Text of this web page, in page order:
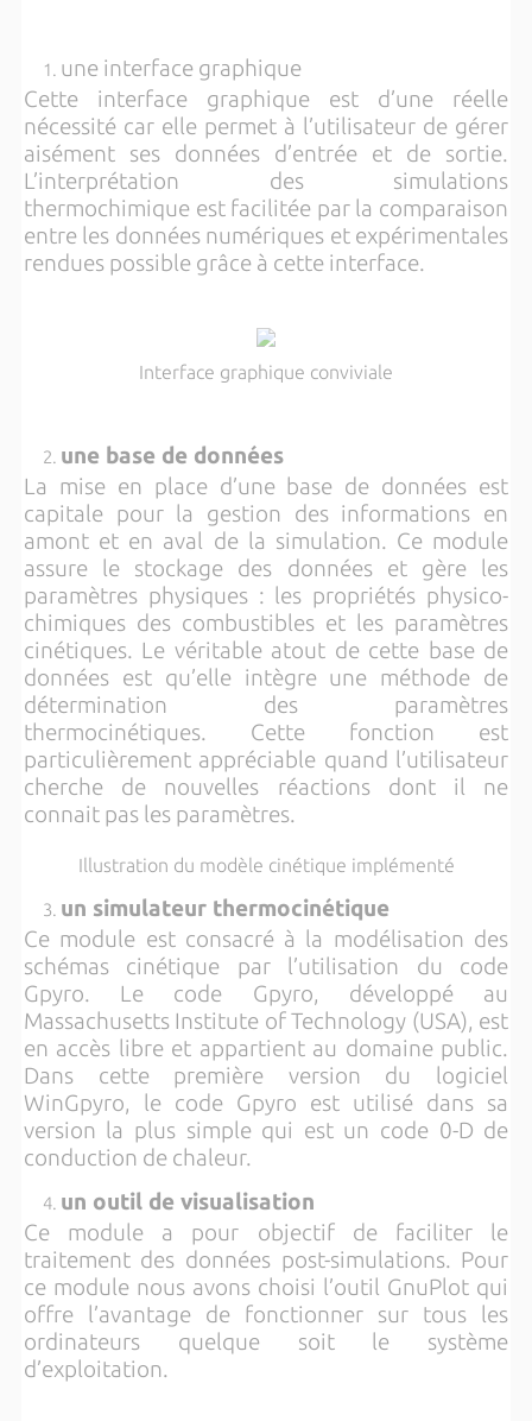
une interface graphique
Cette interface graphique est d’une réelle
nécessité car elle permet à l’utilisateur de gérer
aisément ses données d’entrée et de sortie.
L’interprétation des simulations
thermochimique est facilitée par la comparaison
entre les données numériques et expérimentales
rendues possible grâce à cette interface.
Interface graphique conviviale
une base de données
La mise en place d’une base de données est
capitale pour la gestion des informations en
amont et en aval de la simulation. Ce module
assure le stockage des données et gère les
paramètres physiques : les propriétés physico-
chimiques des combustibles et les paramètres
cinétiques. Le véritable atout de cette base de
données est qu’elle intègre une méthode de
détermination des paramètres
thermocinétiques. Cette fonction est
particulièrement appréciable quand l’utilisateur
cherche de nouvelles réactions dont il ne
connait pas les paramètres.
Illustration du modèle cinétique implémenté
un simulateur thermocinétique
Ce module est consacré à la modélisation des
schémas cinétique par l’utilisation du code
Gpyro. Le code Gpyro, développé au
Massachusetts Institute of Technology (USA), est
en accès libre et appartient au domaine public.
Dans cette première version du logiciel
WinGpyro, le code Gpyro est utilisé dans sa
version la plus simple qui est un code 0-D de
conduction de chaleur.
un outil de visualisation
Ce module a pour objectif de faciliter le
traitement des données post-simulations. Pour
ce module nous avons choisi l’outil GnuPlot qui
offre l’avantage de fonctionner sur tous les
ordinateurs quelque soit le système
d’exploitation.